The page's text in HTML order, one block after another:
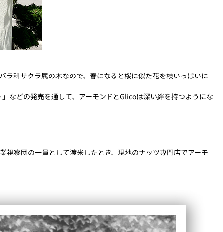
ラ科サクラ属の木なので、春になると桜に似た花を枝いっぱいに
などの発売を通して、アーモンドとGlicoは深い絆を持つようにな
察団の一員として渡米したとき、現地のナッツ専門店でアーモ